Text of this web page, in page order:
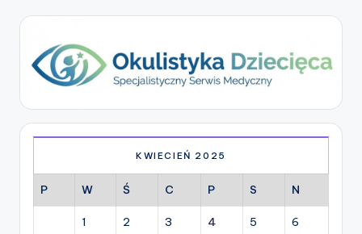
KWIECIEŃ 2025
P W Ś C P S N
1 2 3 4 5 6